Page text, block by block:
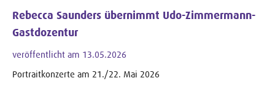
Rebecca Saunders übernimmt Udo-Zimmermann-
Gastdozentur
veröffentlicht am 13.05.2026
Portraitkonzerte am 21./22. Mai 2026